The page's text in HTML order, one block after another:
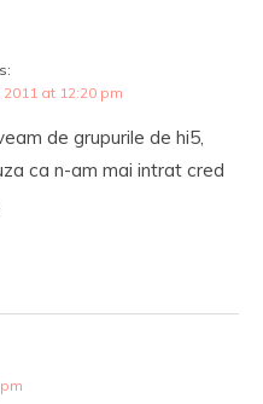
at 12:20 pm
de grupurile de hi5,
ca n-am mai intrat cred